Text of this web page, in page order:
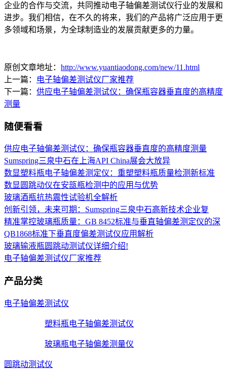
企业的合作与交流，共同推动电子轴偏差测试仪行业的发展和
进步。我们相信，在不久的将来，我们的产品将广泛应用于更
多领域和场景，为全球制造业的发展贡献更多的力量。
原创文章地址： http://www.yuantiaodong.com/new/11.html
上一篇：
电子轴偏差测试仪厂家推荐
下一篇： 供应电子轴偏差测试仪：确保瓶容器垂直度的高精度
测量
随便看看
供应电子轴偏差测试仪：确保瓶容器垂直度的高精度测量
Sumspring三泉中石在上海API China展会大放异
数显塑料瓶电子轴偏差测定仪：重塑塑料瓶质量检测新标准
数显圆跳动仪在安瓿瓶检测中的应用与优势
玻璃酒瓶抗热震性试验机全解析
创新引领，未来可期：Sumspring三泉中石高新技术企业复
精准掌控玻璃瓶质量：GB 8452标准与垂直轴偏差测定仪的深
QB1868标准下垂直度偏差测试仪应用解析
玻璃输液瓶圆跳动测试仪详细介绍!
电子轴偏差测试仪厂家推荐
产品分类
电子轴偏差测试仪
塑料瓶电子轴偏差测试仪
玻璃瓶电子轴偏差测量仪
圆跳动测试仪